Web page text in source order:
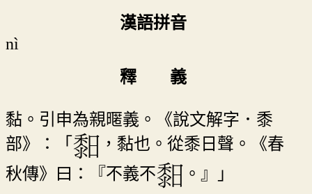
漢語拼音
nì
釋 義
黏。引申為親暱義。《說文解字．黍
部》：「
，黏也。從黍日聲。《春
秋傳》曰：『不義不
。』」